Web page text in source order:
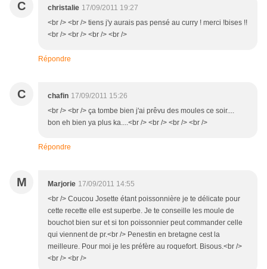
C christalie 17/09/2011 19:27
<br /> <br /> tiens j'y aurais pas pensé au curry ! merci !bises !!
<br /> <br /> <br /> <br />
Répondre
C chafin 17/09/2011 15:26
<br /> <br /> ça tombe bien j'ai prêvu des moules ce soir....
bon eh bien ya plus ka....<br /> <br /> <br /> <br />
Répondre
M Marjorie 17/09/2011 14:55
<br /> Coucou Josette étant poissonnière je te délicate pour
cette recette elle est superbe. Je te conseille les moule de
bouchot bien sur et si ton poissonnier peut commander celle
qui viennent de pr.<br /> Penestin en bretagne cest la
meilleure. Pour moi je les préfère au roquefort. Bisous.<br />
<br /> <br />